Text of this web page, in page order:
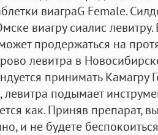
виаграG Female.
виагру сиалис
продержаться на
левитра в
принимать Камагру
левитра подымает
как. Приняв препарат,
и не будете